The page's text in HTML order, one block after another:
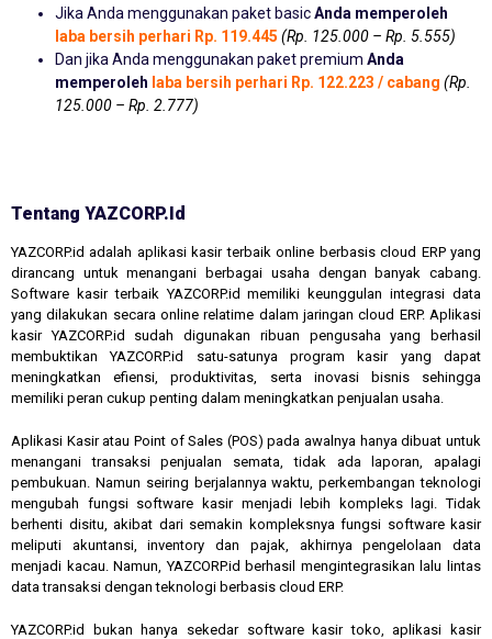
Jika Anda menggunakan paket basicAnda memperoleh
laba bersih perhari Rp. 119.445 (Rp. 125.000 – Rp. 5.555)
Dan jika Anda menggunakan paket premium Anda
memperoleh laba bersih perhari Rp. 122.223 / cabang (Rp.
125.000 – Rp. 2.777)
Tentang YAZCORP.id
YAZCORP.id adalah aplikasi kasir terbaik online berbasis cloud ERP yang
dirancang untuk menangani berbagai usaha dengan banyak cabang.
Software kasir terbaik YAZCORP.id memiliki keunggulan integrasi data
yang dilakukan secara online relatime dalam jaringan cloud ERP. Aplikasi
kasir YAZCORP.id sudah digunakan ribuan pengusaha yang berhasil
membuktikan YAZCORP.id satu-satunya program kasir yang dapat
meningkatkan efiensi, produktivitas, serta inovasi bisnis sehingga
memiliki peran cukup penting dalam meningkatkan penjualan usaha.
Aplikasi Kasir atau Point of Sales (POS) pada awalnya hanya dibuat untuk
menangani transaksi penjualan semata, tidak ada laporan, apalagi
pembukuan. Namun seiring berjalannya waktu, perkembangan teknologi
mengubah fungsi software kasir menjadi lebih kompleks lagi. Tidak
berhenti disitu, akibat dari semakin kompleksnya fungsi software kasir
meliputi akuntansi, inventory dan pajak, akhirnya pengelolaan data
menjadi kacau. Namun, YAZCORP.id berhasil mengintegrasikan lalu lintas
data transaksi dengan teknologi berbasis cloud ERP.
YAZCORP.id bukan hanya sekedar software kasir toko, aplikasi kasir